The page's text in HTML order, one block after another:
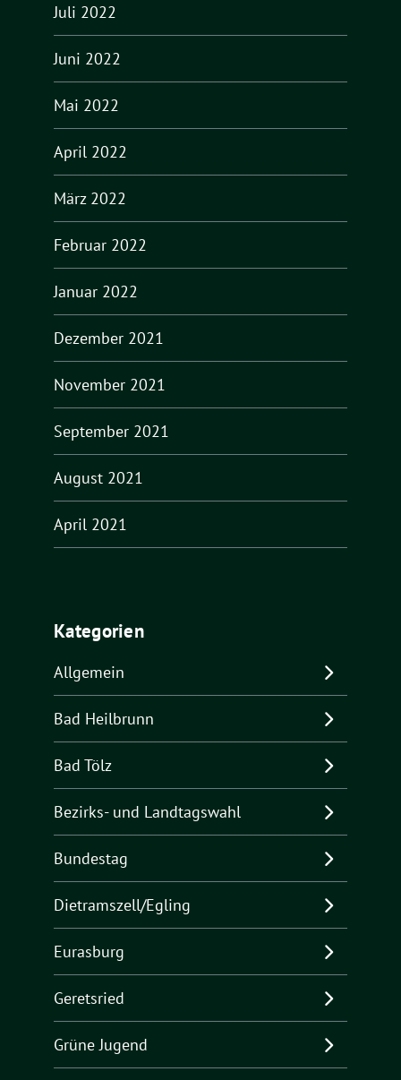
Juli 2022
Juni 2022
Mai 2022
April 2022
März 2022
Februar 2022
Januar 2022
Dezember 2021
November 2021
September 2021
August 2021
April 2021
Kategorien
Allgemein
Bad Heilbrunn
Bad Tölz
Bezirks- und Landtagswahl
Bundestag
Dietramszell/Egling
Eurasburg
Geretsried
Grüne Jugend